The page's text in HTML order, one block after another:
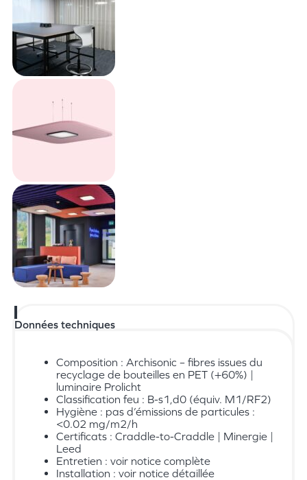
Données techniques
Composition : Archisonic – fibres issues du
recyclage de bouteilles en PET (+60%) |
luminaire Prolicht
Classification feu : B-s1,d0 (équiv. M1/RF2)
Hygiène : pas d’émissions de particules :
<0.02 mg/m2/h
Certificats : Craddle-to-Craddle | Minergie |
Leed
Entretien : voir notice complète
Installation : voir notice détaillée